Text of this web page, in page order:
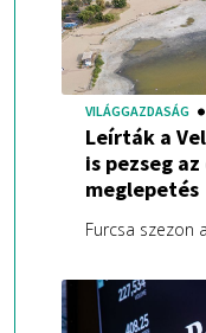
VILÁGGAZDASÁG
Leírták a
is pezseg
meglepetés
Furcsa szezon